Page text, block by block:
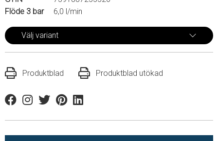
Flöde 3 bar
6,0 l/min
Välj variant
Produktblad Produktblad utökad
FacebookInstagram
TwitterPinterestLinkedin